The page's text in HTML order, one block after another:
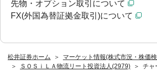
松井証券ホーム
マーケット情報(株式市況・株価
ＳＯＳｉＬＡ物流リート投資法人(2979)
チャ
先物・オプション取引について
FX(外国為替証拠金取引)について